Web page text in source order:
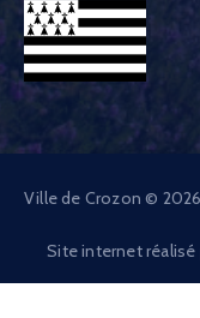
Ville de Crozon ©
Site internet réalisé